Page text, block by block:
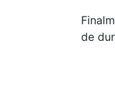
de